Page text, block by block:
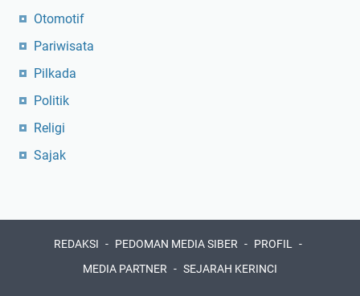
Otomotif
Pariwisata
Pilkada
Politik
Religi
Sajak
REDAKSI PEDOMAN MEDIA SIBER
PROFIL
MEDIA PARTNER
SEJARAH KERINCI